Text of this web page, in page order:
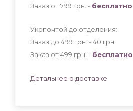
Заказ от 799 грн. - бесплатно
Укрпочтой до отделения:
Заказ до 499 грн. - 40 грн
Заказ от 499 грн. - бесплатно
Детальнее о доставке